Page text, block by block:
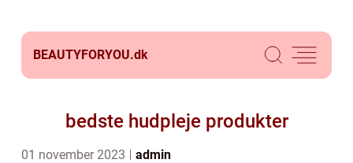
BEAUTYFORYOU.dk
bedste hudpleje produkter
01 november 2023 admin